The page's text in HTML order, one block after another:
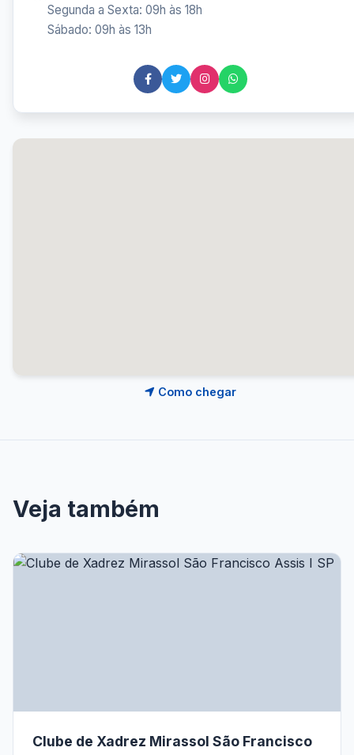
Segunda a Sexta: 09h às 18h
Sábado: 09h às 13h
Como chegar
Veja também
Clube de Xadrez Mirassol São Francisco